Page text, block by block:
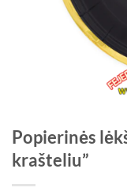
Popierinės
krašteliu”